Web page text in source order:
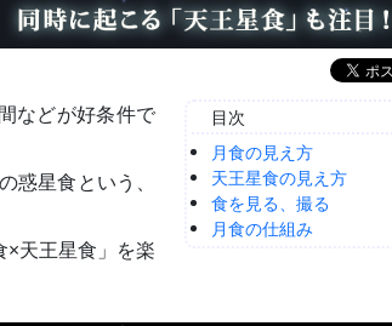
などが好条件で
星食という、
天王星食」を楽
目次
月食の見え方
天王星食の見え方
食を見る、撮る
月食の仕組み